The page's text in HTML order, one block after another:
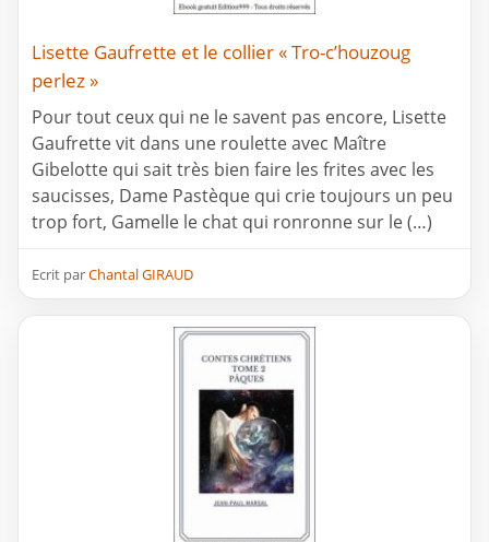
Lisette Gaufrette et le collier « Tro-c’houzoug
perlez »
Pour tout ceux qui ne le savent pas encore, Lisette
Gaufrette vit dans une roulette avec Maître
Gibelotte qui sait très bien faire les frites avec les
saucisses, Dame Pastèque qui crie toujours un peu
trop fort, Gamelle le chat qui ronronne sur le (…)
Ecrit parChantal GIRAUD